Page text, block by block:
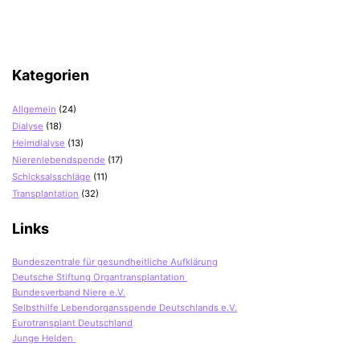
Kategorien
Allgemein (24)
Dialyse (18)
Heimdialyse (13)
Nierenlebendspende (17)
Schicksalsschläge (11)
Transplantation (32)
Links
Bundeszentrale für gesundheitliche Aufklärung
Deutsche Stiftung Organtransplantation
Bundesverband Niere e.V.
Selbsthilfe Lebendorgansspende Deutschlands e.V.
Eurotransplant Deutschland
Junge Helden